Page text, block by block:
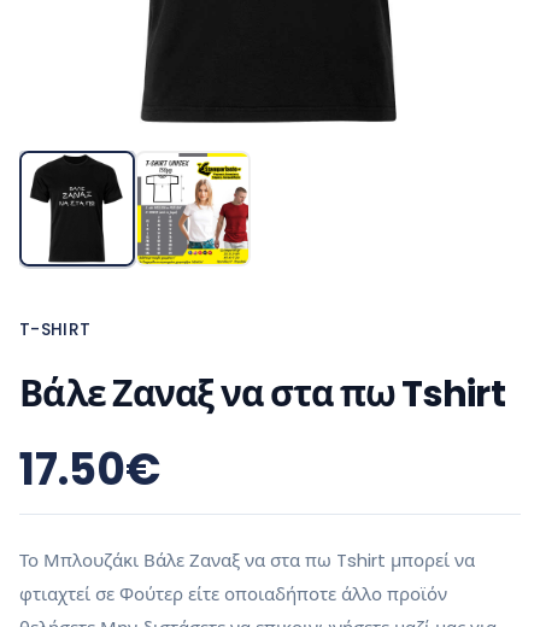
T-SHIRT
Βάλε Ζαναξ να στα πω Tshirt
17.50€
Το Μπλουζάκι Βάλε Ζαναξ να στα πω Tshirt μπορεί να
φτιαχτεί σε Φούτερ είτε οποιαδήποτε άλλο προϊόν